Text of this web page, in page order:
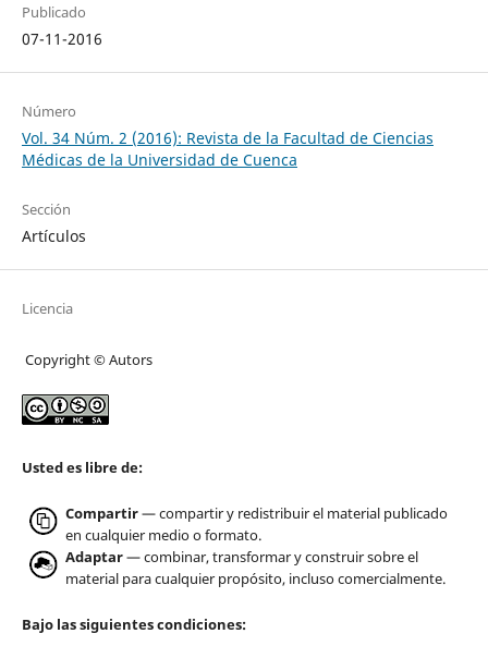
Publicado
07-11-2016
Número
Vol. 34 Núm. 2 (2016): Revista de la Facultad de Ciencias
Médicas de la Universidad de Cuenca
Sección
Artículos
Licencia
Copyright © Autors
Usted es libre de:
Compartir— compartir y redistribuir el material publicado
en cualquier medio o formato.
Adaptar— combinar, transformar y construir sobre el
material para cualquier propósito, incluso comercialmente.
Bajo las siguientes condiciones: